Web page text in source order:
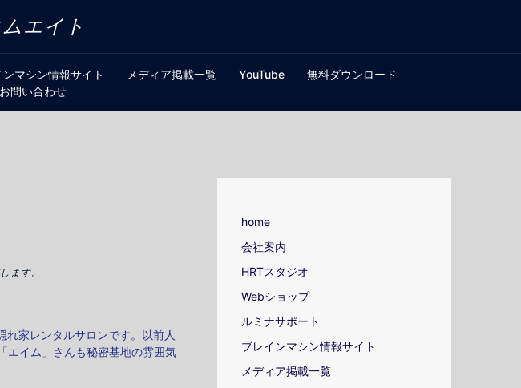
ムエイト
ンマシン情報サイト メディア掲載一覧 YouTube
無料ダウンロード
お問い合わせ
ます。
家レンタルサロンです。以前人
エイム」さんも秘密基地の雰囲気
home
会社案内
HRTスタジオ
Webショップ
ルミナサポート
ブレインマシン情報サイト
メディア掲載一覧